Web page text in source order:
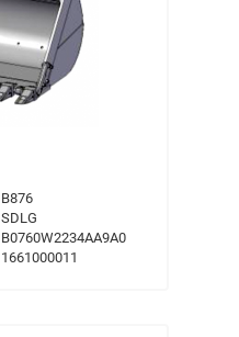
B876
SDLG
B0760W2234AA9A0
1661000011